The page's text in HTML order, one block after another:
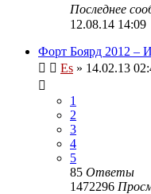
Последнее
12.08.14 14:09
Форт Боярд 2012 –
Es » 14.02.13
1
2
3
4
5
85 Ответы
1472296